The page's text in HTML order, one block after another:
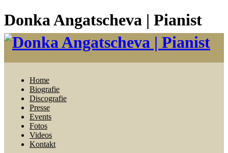
Donka Angatscheva | Pianist
Home
Biografie
Discografie
Presse
Events
Fotos
Videos
Kontakt